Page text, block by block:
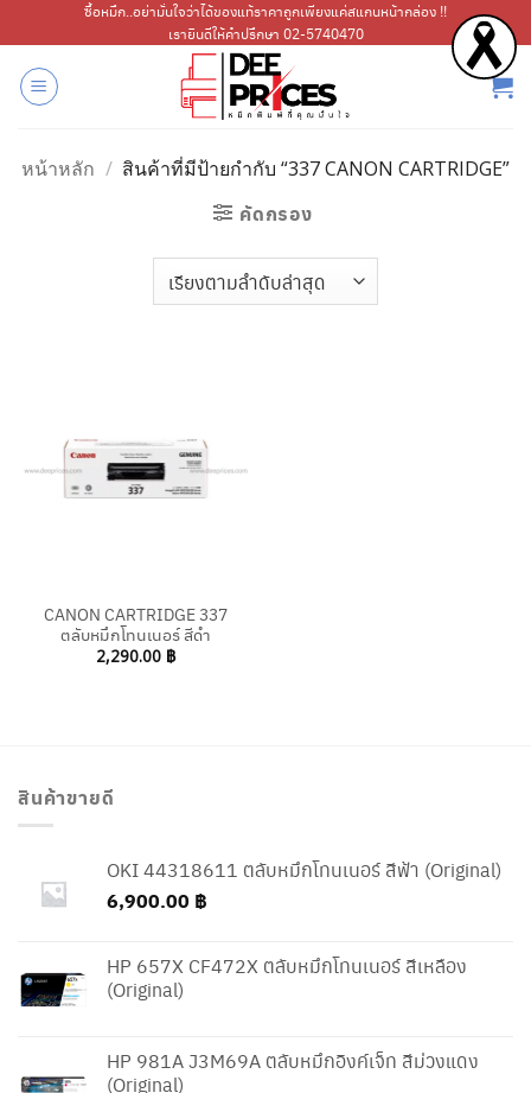
ไป
เนื้อหา
ซื้อหมึก..อย่ามั่นใจว่าได้ของแท้ราคาถูกเพียงแค่สแกนหน้ากล่อง !!
เรายินดีให้คำปรึกษา 02-5740470
หน้าหลัก / สินค้าที่มีป้ายกำกับ “337 CANON CARTRIDGE”
คัดกรอง
CANON CARTRIDGE 337
ตลับหมึกโทนเนอร์ สีดำ
2,290.00 ฿
สินค้าขายดี
OKI 44318611 ตลับหมึกโทนเนอร์ สีฟ้า (Original)
6,900.00 ฿
HP 657X CF472X ตลับหมึกโทนเนอร์ สีเหลือง
(Original)
HP 981A J3M69A ตลับหมึกอิงค์เจ็ท สีม่วงแดง
(Original)